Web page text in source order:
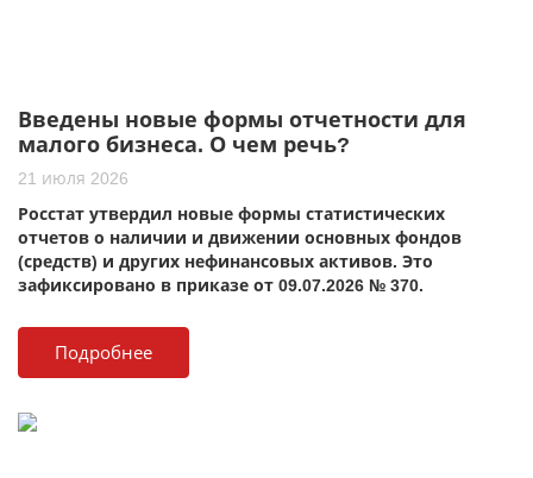
Введены новые формы отчетности для
малого бизнеса. О чем речь?
21 июля 2026
Росстат утвердил новые формы статистических
отчетов о наличии и движении основных фондов
(средств) и других нефинансовых активов. Это
зафиксировано в приказе от 09.07.2026 № 370.
Подробнее